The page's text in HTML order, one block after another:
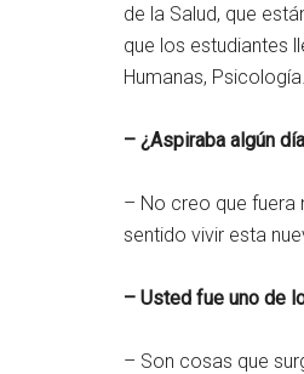
de la Salud, que
que los estudiantes
Humanas,
– ¿Aspiraba algún
– No creo que fuera
sentido vivir esta
– Usted fue uno de
– Son cosas que